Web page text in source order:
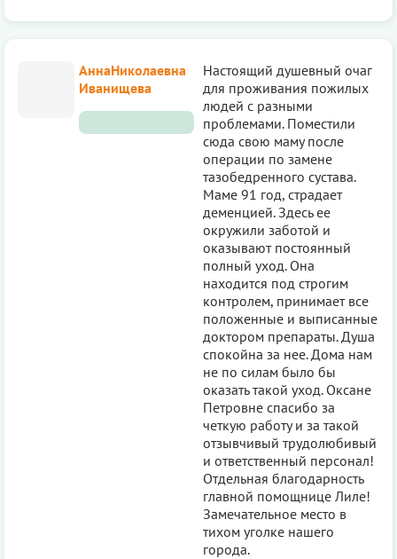
АннаНиколаевна
Иванищева
Настоящий душевный очаг
для проживания пожилых
людей с разными
проблемами. Поместили
сюда свою маму после
операции по замене
тазобедренного сустава.
Маме 91 год, страдает
деменцией. Здесь ее
окружили заботой и
оказывают постоянный
полный уход. Она
находится под строгим
контролем, принимает все
положенные и выписанные
доктором препараты. Душа
спокойна за нее. Дома нам
не по силам было бы
оказать такой уход. Оксане
Петровне спасибо за
четкую работу и за такой
отзывчивый трудолюбивый
и ответственный персонал!
Отдельная благодарность
главной помощнице Лиле!
Замечательное место в
тихом уголке нашего
города.